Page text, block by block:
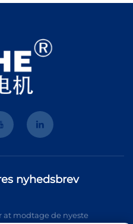
nyhedsbrev
at modtage de nyeste